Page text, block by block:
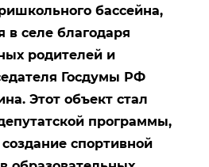
бассейна,
в селе благодаря
родителей и
Госдумы РФ
Этот объект стал
программы,
спортивной